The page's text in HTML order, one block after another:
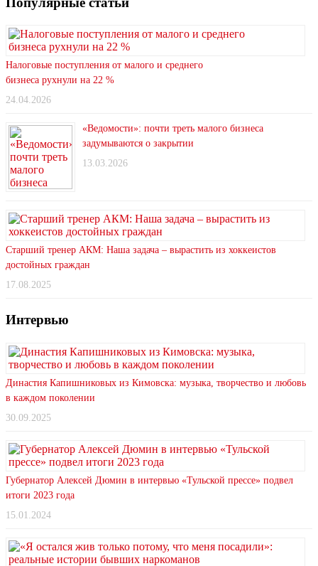
Налоговые поступления от малого и среднего
бизнеса рухнули на 22 %
24.04.2026
«Ведомости»: почти треть малого бизнеса
задумываются о закрытии
13.03.2026
Старший тренер АКМ: Наша задача – вырастить из хоккеистов
достойных граждан
17.08.2025
Интервью
Династия Капишниковых из Кимовска: музыка, творчество и любовь
в каждом поколении
30.09.2025
Губернатор Алексей Дюмин в интервью «Тульской прессе» подвел
итоги 2023 года
15.01.2024